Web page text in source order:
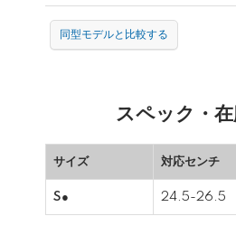
同型モデルと比較する
スペック・
サイズ 対応センチ
S● 24.5-26.5